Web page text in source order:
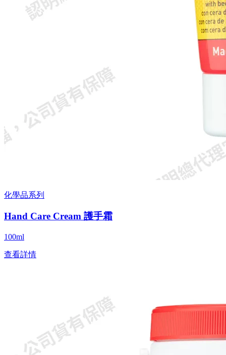
化學品系列
Hand Care Cream 護手霜
100ml
查看詳情